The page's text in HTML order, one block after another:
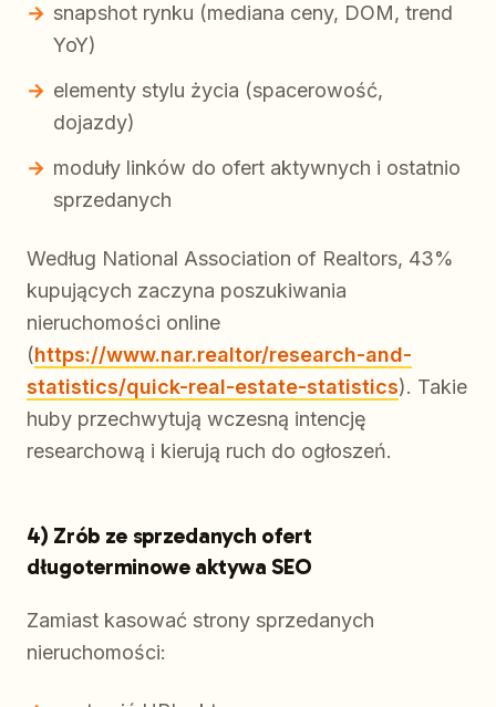
snapshot rynku (mediana ceny, DOM, trend
YoY)
elementy stylu życia (spacerowość,
dojazdy)
moduły linków do ofert aktywnych i ostatnio
sprzedanych
Według National Association of Realtors, 43%
kupujących zaczyna poszukiwania
nieruchomości online
(https://www.nar.realtor/research-and-
statistics/quick-real-estate-statistics). Takie
huby przechwytują wczesną intencję
researchową i kierują ruch do ogłoszeń.
4) Zrób ze sprzedanych ofert
długoterminowe aktywa SEO
Zamiast kasować strony sprzedanych
nieruchomości: